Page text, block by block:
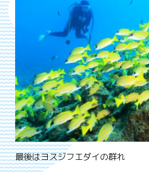
最後はヨスジフエダイの群れ